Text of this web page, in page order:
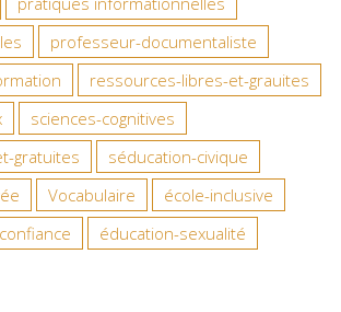
professeur-documentaliste
ressources-libres-et-grauites
sciences-cognitives
gratuites
séducation-civique
Vocabulaire
école-inclusive
éducation-sexualité